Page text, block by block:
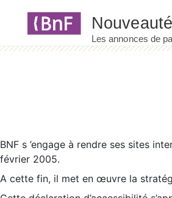
BNF s ’engage à rendre ses sites
février 2005.
A cette fin, il met en œuvre la